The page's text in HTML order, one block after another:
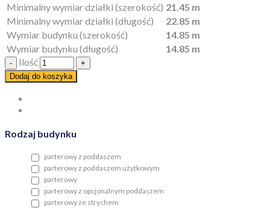
Minimalny wymiar działki (szerokość) 21.45 m
Minimalny wymiar działki (długość)
22.85 m
Wymiar budynku (szerokość)
14.85 m
Wymiar budynku (długość)
14.85 m
Ilość
Dodaj do koszyka
Rodzaj budynku
parterowy z poddaszem
parterowy z poddaszem użytkowym
parterowy
parterowy z opcjonalnym poddaszem
parterowy ze strychem